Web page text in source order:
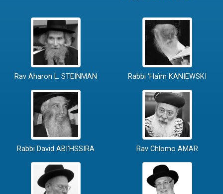
Rav Aharon L. STEINMAN Rabbi 'Haïm KANIEWSKI
Rabbi David ABI'HSSIRA Rav Chlomo AMAR